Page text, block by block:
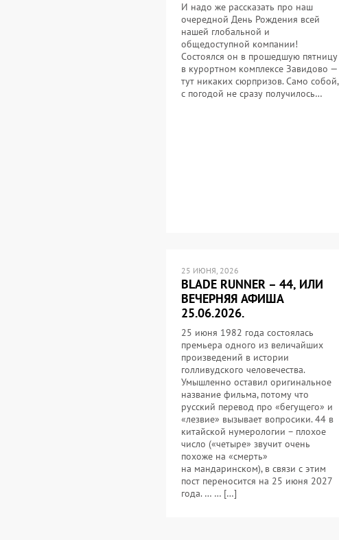
И надо же рассказать про наш
очередной День Рождения всей
нашей глобальной и
общедоступной компании!
Состоялся он в прошедшую пятницу
в курортном комплексе Завидово —
тут никаких сюрпризов. Само собой,
с погодой не сразу получилось…
25 ИЮНЯ, 2026
BLADE RUNNER – 44, ИЛИ
ВЕЧЕРНЯЯ АФИША
25.06.2026.
25 июня 1982 года состоялась
премьера одного из величайших
произведений в истории
голливудского человечества.
Умышленно оставил оригинальное
название фильма, потому что
русский перевод про «бегущего» и
«лезвие» вызывает вопросики. 44 в
китайской нумерологии – плохое
число («четыре» звучит очень
похоже на «смерть»
на мандаринском), в связи с этим
пост переносится на 25 июня 2027
года. … … […]